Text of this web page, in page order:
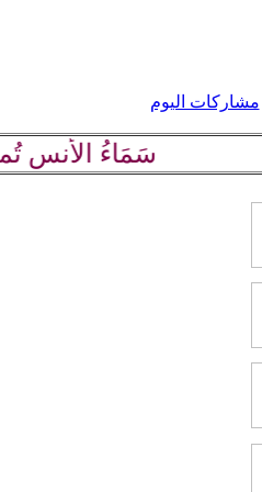
مشاركات اليوم
سَمَاءُ الأُنسِ